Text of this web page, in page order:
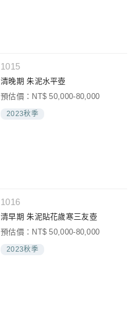
1015
清晚期 朱泥水平壺
預估價：NT$ 50,000-80,000
2023秋季
1016
清早期 朱泥貼花歲寒三友壺
預估價：NT$ 50,000-80,000
2023秋季